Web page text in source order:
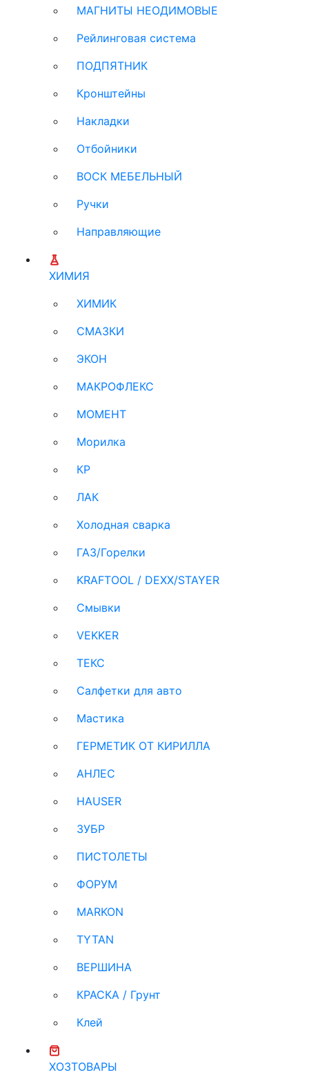
МАГНИТЫ НЕОДИМОВЫЕ
Рейлинговая система
ПОДПЯТНИК
Кронштейны
Накладки
Отбойники
ВОСК МЕБЕЛЬНЫЙ
Ручки
Направляющие
ХИМИЯ
ХИМИК
СМАЗКИ
ЭКОН
МАКРОФЛЕКС
МОМЕНТ
Морилка
КР
ЛАК
Холодная сварка
ГАЗ/Горелки
KRAFTOOL / DEXX/STAYER
Смывки
VEKKER
ТЕКС
Салфетки для авто
Мастика
ГЕРМЕТИК ОТ КИРИЛЛА
АНЛЕС
HAUSER
ЗУБР
ПИСТОЛЕТЫ
ФОРУМ
MARKON
TYTAN
ВЕРШИНА
КРАСКА / Грунт
Клей
ХОЗТОВАРЫ